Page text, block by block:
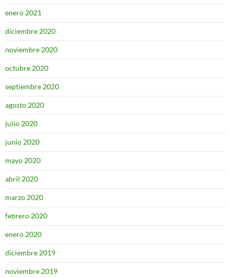
enero 2021
diciembre 2020
noviembre 2020
octubre 2020
septiembre 2020
agosto 2020
julio 2020
junio 2020
mayo 2020
abril 2020
marzo 2020
febrero 2020
enero 2020
diciembre 2019
noviembre 2019